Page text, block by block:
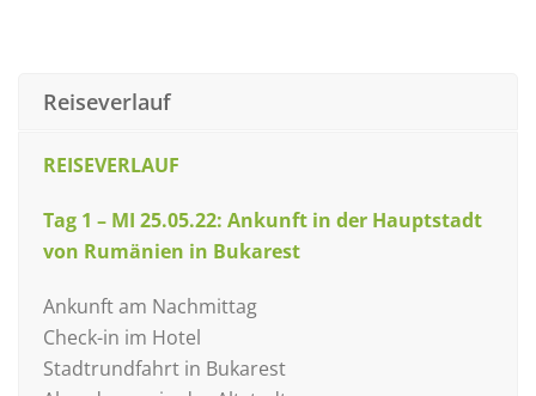
Reiseverlauf
REISEVERLAUF
Tag 1 – MI 25.05.22: Ankunft in der Hauptstadt
von Rumänien in Bukarest
Ankunft am Nachmittag
Check-in im Hotel
Stadtrundfahrt in Bukarest